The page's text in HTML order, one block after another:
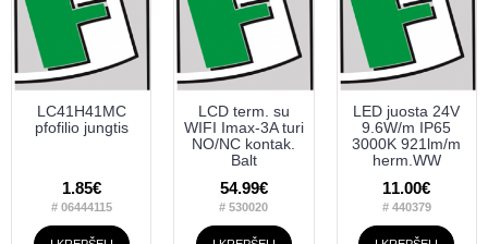
LC41H41MC
pfofilio jungtis
1.85€
# 06444115
LCD term. su
WIFI Imax-3A turi
NO/NC kontak.
Balt
54.99€
# 530020
LED juosta 24V
9.6W/m IP65
3000K 921lm/m
herm.WW
11.00€
# 440379